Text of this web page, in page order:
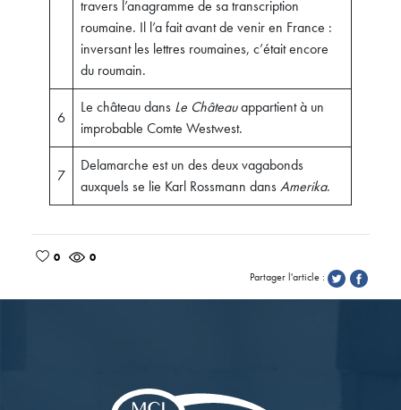
travers l’anagramme de sa transcription
roumaine. Il l’a fait avant de venir en France :
inversant les lettres roumaines, c’était encore
du roumain.
6
Le château dans Le Châteauappartient à un
improbable Comte Westwest.
7
Delamarche est un des deux vagabonds
auxquels se lie Karl Rossmann dansAmerika.
0
0
Partager l'article :